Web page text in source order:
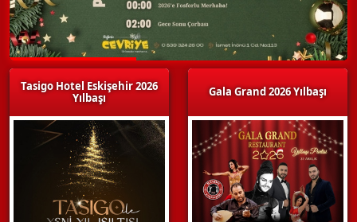
Tasigo Hotel Eskişehir 2026
Yılbaşı
Gala Grand 2026 Yılbaşı